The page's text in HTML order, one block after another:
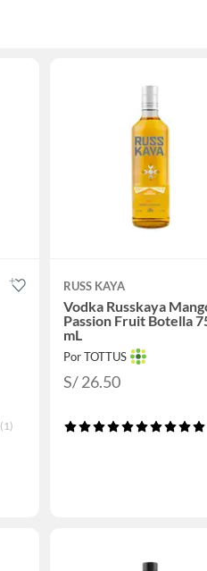
(1)
RUSS KAYA
Vodka Russkaya
Passion Fruit Botella
mL
Por TOTTUS
S/ 26.50